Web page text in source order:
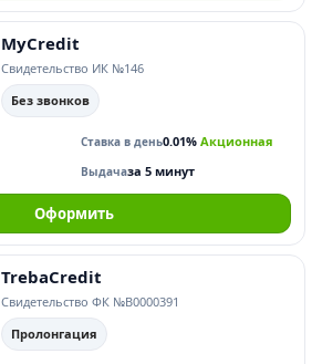
MyCredit
Свидетельство ИК №146
Без звонков
Ставка в день0.01% Акционная
Выдачаза 5 минут
Оформить
TrebaCredit
Свидетельство ФК №В0000391
Пролонгация